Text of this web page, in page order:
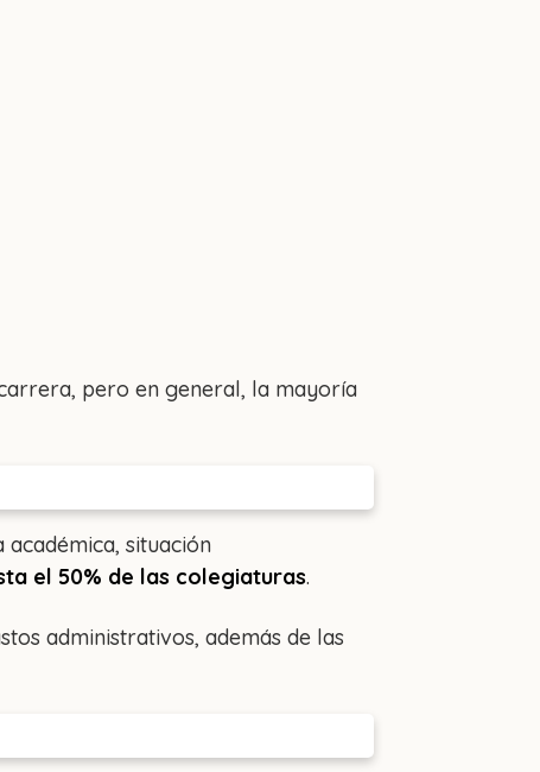
pero en general, la mayoría
situación
el 50% de las colegiaturas.
administrativos, además de las